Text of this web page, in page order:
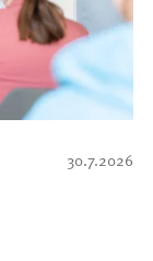
30.7.2026